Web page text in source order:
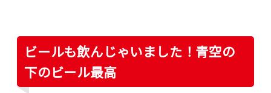
ビールも飲んじゃいました！青空の
下のビール最高